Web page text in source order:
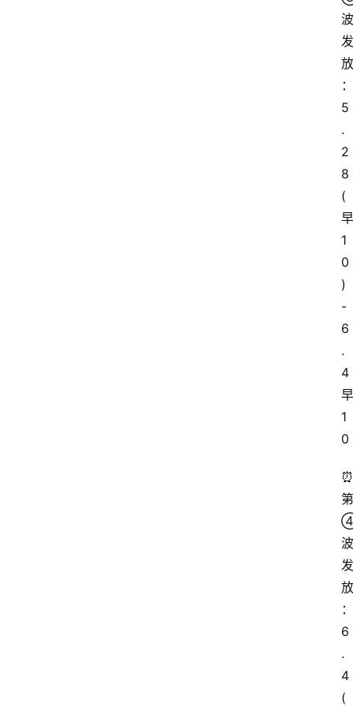
波
发
放
：
5
.
2
8
(
早
1
0
)
-
6
.
4
早
1
0
⏰
第
波
发
放
：
6
.
4
(